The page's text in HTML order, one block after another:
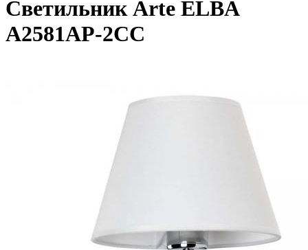
Светильник Arte ELBA
A2581AP-2CC